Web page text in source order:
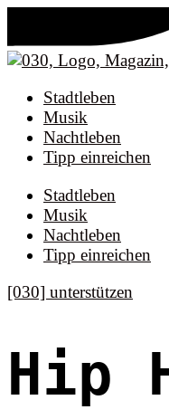
Stadtleben
Musik
Nachtleben
Tipp einreichen
Stadtleben
Musik
Nachtleben
Tipp einreichen
[030] unterstützen
Hip